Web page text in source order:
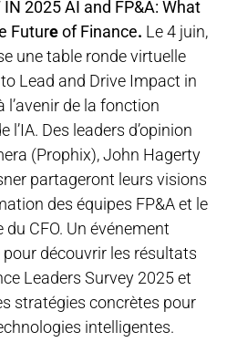
IN 2025 AI and FP&A: What
Futureof Finance. Le 4 juin,
une table ronde virtuelle
Lead and Drive Impact in
l’avenir de la fonction
l’IA. Des leaders d’opinion
(Prophix), John Hagerty
partageront leurs visions
des équipes FP&A et le
CFO. Un événement
découvrir les résultats
Leaders Survey 2025 et
stratégies concrètes pour
intelligentes.